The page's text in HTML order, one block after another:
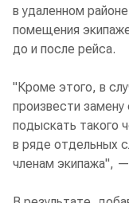
в удаленном
помещения
до и после рейса.
"Кроме этого, в
произвести замену
подыскать такого
в ряде отдельных
членам экипажа",